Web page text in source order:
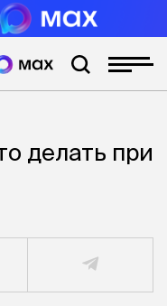
делать при